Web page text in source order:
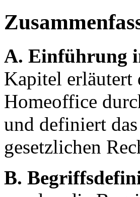
A. Einführung
Kapitel erläutert
Homeoffice
und definiert
gesetzlichen
B.